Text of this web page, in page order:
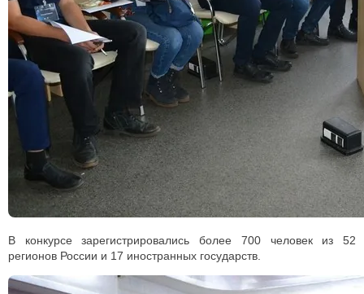
В конкурсе зарегистрировались более 700 человек из 52
регионов России и 17 иностранных государств.⠀